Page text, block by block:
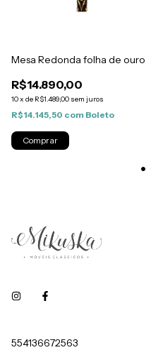
Mesa Redonda folha de ouro
R$14.890,00
10x de R$1.489,00 sem juros
R$14.145,50 com Boleto
554136672563